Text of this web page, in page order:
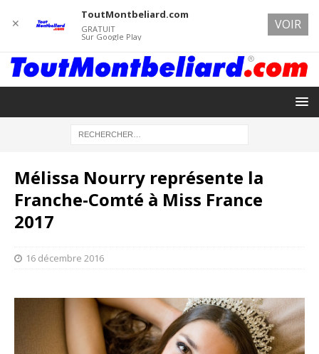
Mélissa Nourry représente la
Franche-Comté à Miss France
2017
16 décembre 2016
✕
ToutMontbeliard.com
GRATUIT
Sur Google Play
VOIR